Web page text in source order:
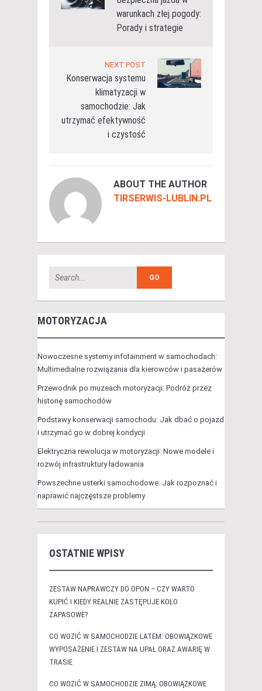
warunkach złej pogody:
Porady i strategie
NEXT POST
Konserwacja systemu
klimatyzacji w
samochodzie: Jak
utrzymać efektywność
i czystość
ABOUT THE AUTHOR
TIRSERWIS-LUBLIN.PL
MOTORYZACJA
Nowoczesne systemy infotainment w samochodach:
Multimedialne rozwiązania dla kierowców i pasażerów
Przewodnik po muzeach motoryzacji: Podróż przez
historię samochodów
Podstawy konserwacji samochodu: Jak dbać o pojazd
i utrzymać go w dobrej kondycji
Elektryczna rewolucja w motoryzacji: Nowe modele i
rozwój infrastruktury ładowania
Powszechne usterki samochodowe: Jak rozpoznać i
naprawić najczęstsze problemy
OSTATNIE WPISY
ZESTAW NAPRAWCZY DO OPON – CZY WARTO
KUPIĆ I KIEDY REALNIE ZASTĘPUJE KOŁO
ZAPASOWE?
CO WOZIĆ W SAMOCHODZIE LATEM: OBOWIĄZKOWE
WYPOSAŻENIE I ZESTAW NA UPAŁ ORAZ AWARIĘ W
TRASIE
CO WOZIĆ W SAMOCHODZIE ZIMĄ: OBOWIĄZKOWE